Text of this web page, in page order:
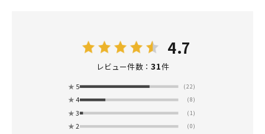
4.7
レビュー件数：31件
★ 5 (22)
★ 4 (8)
★ 3 (1)
★ 2 (0)